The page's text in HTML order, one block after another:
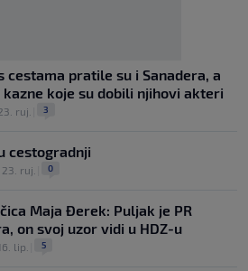
cestama pratile su i Sanadera, a
kazne koje su dobili njihovi akteri
ruj. 3
cestogradnji
23. ruj. 0
Maja Đerek: Puljak je PR
on svoj uzor vidi u HDZ-u
lip. 5